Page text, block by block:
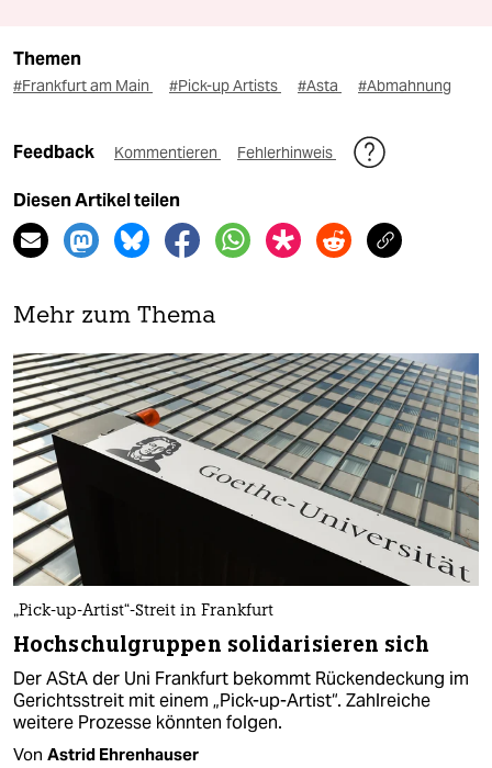
Themen
#Frankfurt am Main #Pick-up Artists #Asta #Abmahnung
Feedback Kommentieren Fehlerhinweis
Diesen Artikel teilen
Mehr zum Thema
„Pick-up-Artist“-Streit in Frankfurt
Hochschulgruppen solidarisieren sich
Der AStA der Uni Frankfurt bekommt Rückendeckung im
Gerichtsstreit mit einem „Pick-up-Artist“. Zahlreiche
weitere Prozesse könnten folgen.
Von Astrid Ehrenhauser